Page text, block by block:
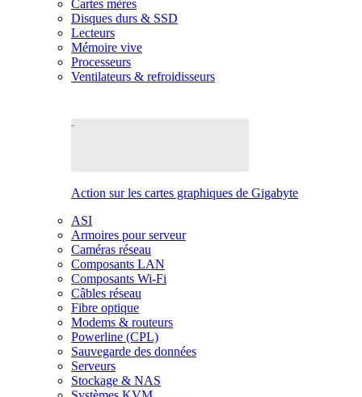
Cartes mères
Disques durs & SSD
Lecteurs
Mémoire vive
Processeurs
Ventilateurs & refroidisseurs
Action sur les cartes graphiques de Gigabyte
ASI
Armoires pour serveur
Caméras réseau
Composants LAN
Composants Wi-Fi
Câbles réseau
Fibre optique
Modems & routeurs
Powerline (CPL)
Sauvegarde des données
Serveurs
Stockage & NAS